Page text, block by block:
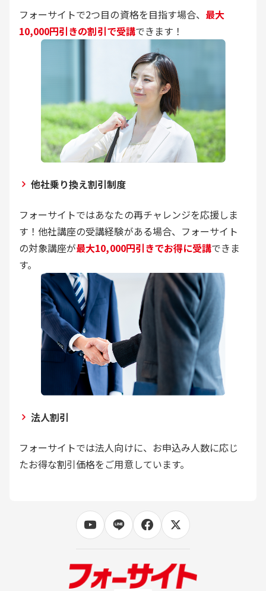
フォーサイトで2つ目の資格を目指す場合、 最大
10,000円引きの割引で受講できます！
他社乗り換え割引制度
フォーサイトではあなたの再チャレンジを応援しま
す！他社講座の受講経験がある場合、フォーサイト
の対象講座が最大10,000円引きでお得に受講できま
す。
法人割引
フォーサイトでは法人向けに、お申込み人数に応じ
たお得な割引価格をご用意しています。